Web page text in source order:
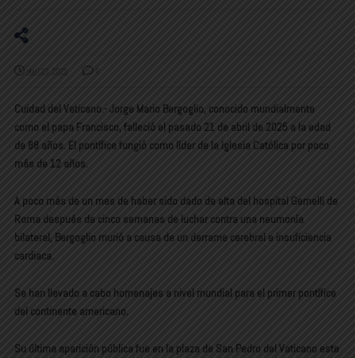
abril 23, 2025 0
Cuidad del Vaticano.- Jorge Mario Bergoglio, conocido mundialmente
como el papa Francisco, falleció el pasado 21 de abril de 2025 a la edad
de 88 años. El pontífice fungió como líder de la Iglesia Católica por poco
más de 12 años.
A poco más de un mes de haber sido dado de alta del hospital Gemelli de
Roma después de cinco semanas de luchar contra una neumonía
bilateral, Bergoglio murió a causa de un derrame cerebral e insuficiencia
cardiaca.
Se han llevado a cabo homenajes a nivel mundial para el primer pontífice
del continente americano.
Su última aparición pública fue en la plaza de San Pedro del Vaticano este